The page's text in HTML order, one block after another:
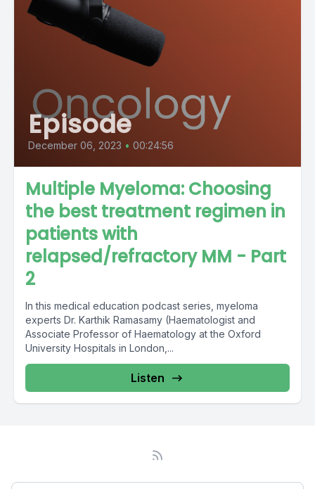
Episode
December 06, 2023 • 00:24:56
Multiple Myeloma: Choosing
the best treatment regimen in
patients with
relapsed/refractory MM - Part
2
In this medical education podcast series, myeloma
experts Dr. Karthik Ramasamy (Haematologist and
Associate Professor of Haematology at the Oxford
University Hospitals in London,...
Listen